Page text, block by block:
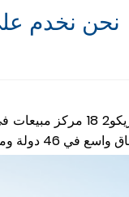
نحن نخدم